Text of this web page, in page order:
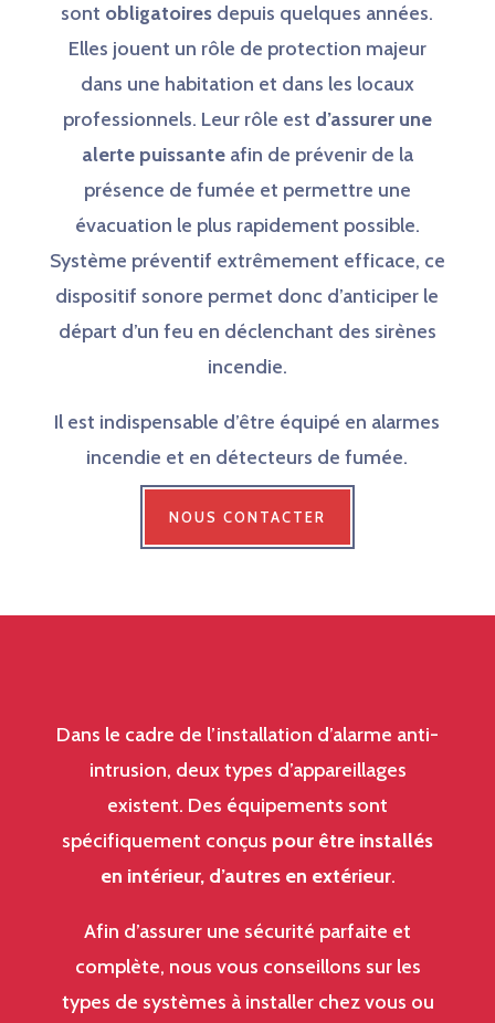
sont obligatoires depuis quelques années.
Elles jouent un rôle de protection majeur
dans une habitation et dans les locaux
professionnels. Leur rôle est d’assurer une
alerte puissante afin de prévenir de la
présence de fumée et permettre une
évacuation le plus rapidement possible.
Système préventif extrêmement efficace, ce
dispositif sonore permet donc d’anticiper le
départ d’un feu en déclenchant des sirènes
incendie.
Il est indispensable d’être équipé en alarmes
incendie et en détecteurs de fumée.
NOUS CONTACTER
Dans le cadre de l’installation d’alarme anti-
intrusion, deux types d’appareillages
existent. Des équipements sont
spécifiquement conçus pour être installés
en intérieur, d’autres en extérieur.
Afin d’assurer une sécurité parfaite et
complète, nous vous conseillons sur les
types de systèmes à installer chez vous ou